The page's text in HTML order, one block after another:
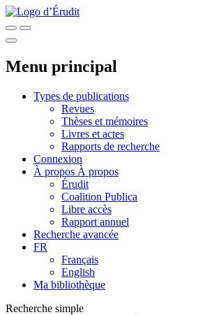
Menu principal
Types de publications
Revues
Thèses et mémoires
Livres et actes
Rapports de recherche
Connexion
À propos À propos
Érudit
Coalition Publica
Libre accès
Rapport annuel
Recherche avancée
FR
Français
English
Ma bibliothèque
Recherche simple